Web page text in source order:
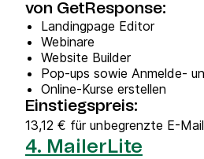
von GetResponse:
Landingpage Editor
Webinare
Website Builder
Pop-ups sowie Anmelde-
Online-Kurse erstellen
Einstiegspreis:
13,12 € für unbegrenzte E-
4. MailerLite